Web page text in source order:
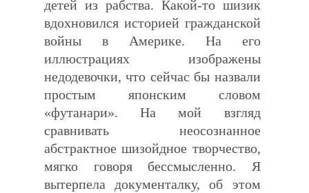
детей из рабства. Какой-то шизик
вдохновился историей гражданской
войны в Америке. На его
иллюстрациях изображены
недодевочки, что сейчас бы назвали
простым японским словом
«футанари». На мой взгляд
сравнивать неосознанное
абстрактное шизойдное творчество,
мягко говоря бессмысленно. Я
вытерпела документалку, об этом